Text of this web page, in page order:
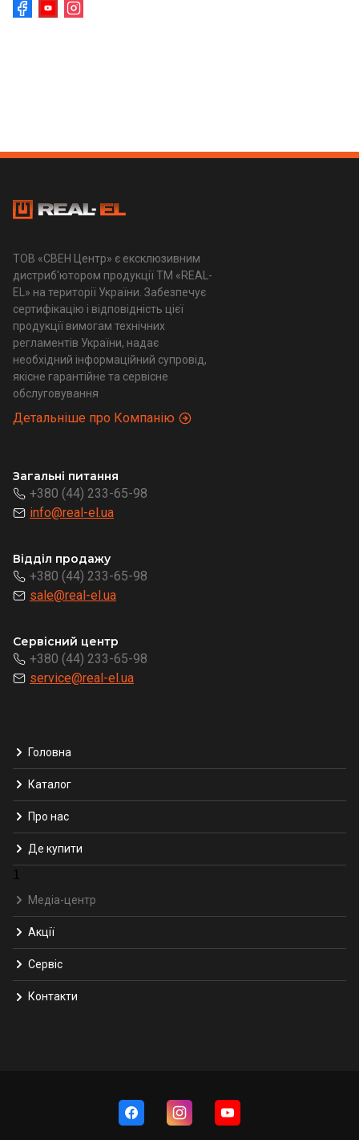
ТОВ «СВЕН Центр» є ексклюзивним
дистриб'ютором продукції ТМ «REAL-
EL» на території України. Забезпечує
сертифікацію і відповідність цієї
продукції вимогам технічних
регламентів України, надає
необхідний інформаційний супровід,
якісне гарантійне та сервісне
обслуговування
Детальніше про Компанію
Загальні питання
+380 (44) 233-65-98
info@real-el.ua
Відділ продажу
+380 (44) 233-65-98
sale@real-el.ua
Сервісний центр
+380 (44) 233-65-98
service@real-el.ua
Головна
Каталог
Про нас
Де купити
1
Медіа-центр
Акції
Сервіс
Контакти